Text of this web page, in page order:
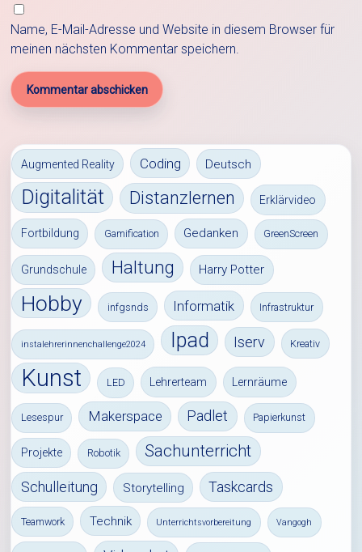
Name, E-Mail-Adresse und Website in diesem Browser für
meinen nächsten Kommentar speichern.
Augmented Reality Coding Deutsch
Digitalität Distanzlernen Erklärvideo
Fortbildung Gamification Gedanken GreenScreen
Grundschule Haltung Harry Potter
Hobby infgsnds Informatik Infrastruktur
instalehrerinnenchallenge2024 Ipad Iserv Kreativ
Kunst LED Lehrerteam Lernräume
Lesespur Makerspace Padlet Papierkunst
Projekte Robotik Sachunterricht
Schulleitung Storytelling Taskcards
Teamwork Technik Unterrichtsvorbereitung Vangogh